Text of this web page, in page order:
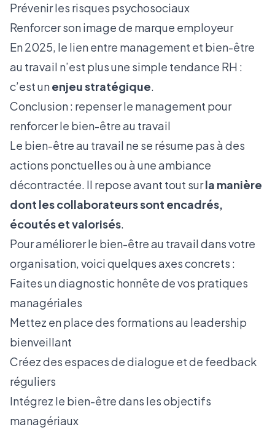
Prévenir les risques psychosociaux
Renforcer son image de marque employeur
En 2025, le lien entre management et bien-être
au travail n’est plus une simple tendance RH :
c’est unenjeu stratégique.
Conclusion : repenser le management pour
renforcer le bien-être au travail
Le bien-être au travail ne se résume pas à des
actions ponctuelles ou à une ambiance
décontractée. Il repose avant tout surla manière
dont les collaborateurs sont encadrés,
écoutés et valorisés.
Pour améliorer le bien-être au travail dans votre
organisation, voici quelques axes concrets :
Faites un diagnostic honnête de vos pratiques
managériales
Mettez en place des formations au leadership
bienveillant
Créez des espaces de dialogue et de feedback
réguliers
Intégrez le bien-être dans les objectifs
managériaux